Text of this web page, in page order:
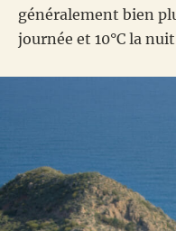
généralement bien
journée et 10°C la